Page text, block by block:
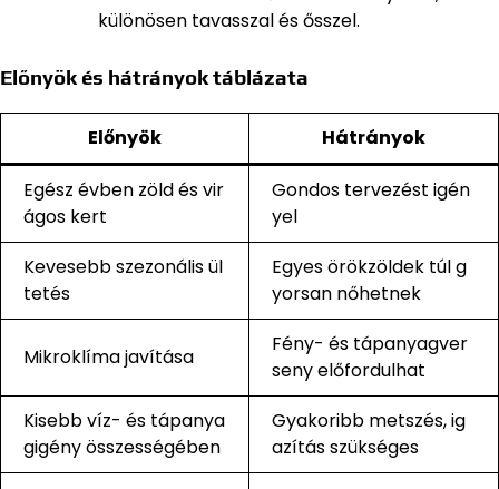
különösen tavasszal és ősszel.
Előnyök és hátrányok táblázata
Előnyök Hátrányok
Egész évben zöld és vir
ágos kert
Gondos tervezést igén
yel
Kevesebb szezonális ül
tetés
Egyes örökzöldek túl g
yorsan nőhetnek
Mikroklíma javítása
Fény- és tápanyagver
seny előfordulhat
Kisebb víz- és tápanya
gigény összességében
Gyakoribb metszés, ig
azítás szükséges